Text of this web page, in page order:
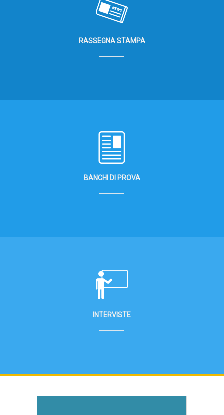
RASSEGNA STAMPA
BANCHI DI PROVA
INTERVISTE